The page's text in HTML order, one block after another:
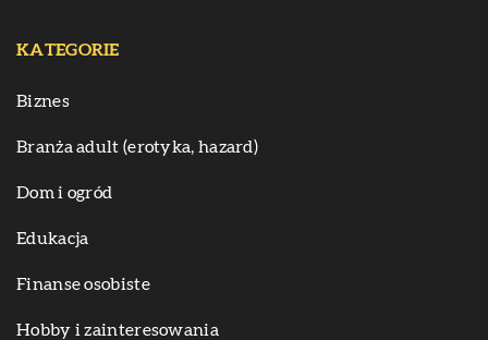
KATEGORIE
Biznes
Branża adult (erotyka, hazard)
Dom i ogród
Edukacja
Finanse osobiste
Hobby i zainteresowania